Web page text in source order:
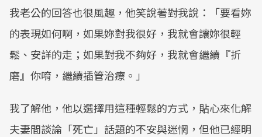
我老公的回答也很風趣，他笑說著對我說：「要看妳
的表現如何啊，如果妳對我很好，我就會讓妳很輕
鬆、安詳的走；如果對我不夠好，我就會繼續『折
磨』你唷，繼續插管治療。」
我了解他，他以選擇用這種輕鬆的方式，貼心來化解
夫妻間談論「死亡」話題的不安與迷惘，但他已經明